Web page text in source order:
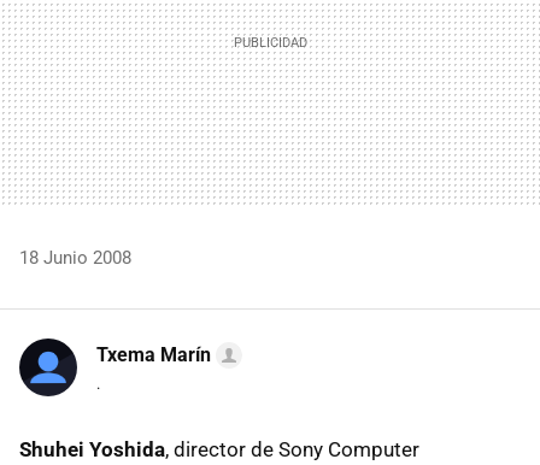
18 Junio 2008
Txema Marín
.
Shuhei Yoshida, director de Sony Computer